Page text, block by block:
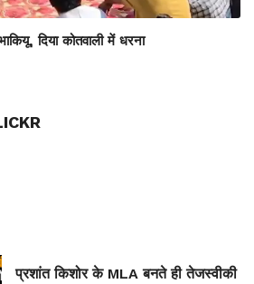
दिया कोतवाली में धरना
प्रशांत किशोर के MLA बनते ही तेजस्वीकी